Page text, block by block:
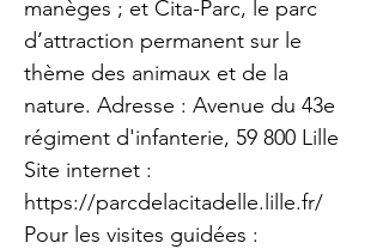
manèges ; et Cita-Parc, le parc
d’attraction permanent sur le
thème des animaux et de la
nature. Adresse : Avenue du 43e
régiment d'infanterie, 59 800 Lille
Site internet :
https://parcdelacitadelle.lille.fr/
Pour les visites guidées :